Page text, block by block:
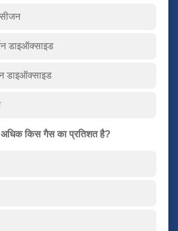
डाइऑक्साइड
डाइऑक्साइड
किस गैस का प्रतिशत है?